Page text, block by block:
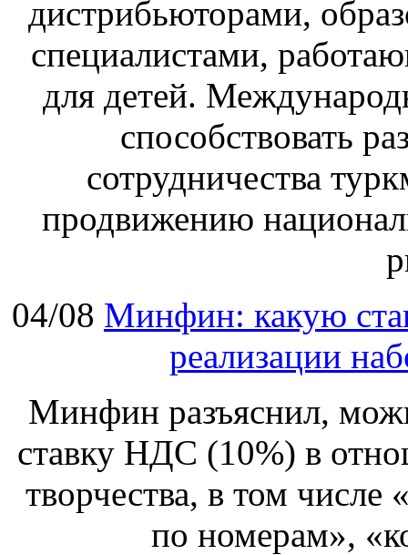
дистрибьюторами,
специалистами,
для детей.
способствовать
сотрудничества
продвижению
04/08 Минфин: какую
реализации
Минфин разъяснил,
ставку НДС (10%) в
творчества, в том
по номерам»,